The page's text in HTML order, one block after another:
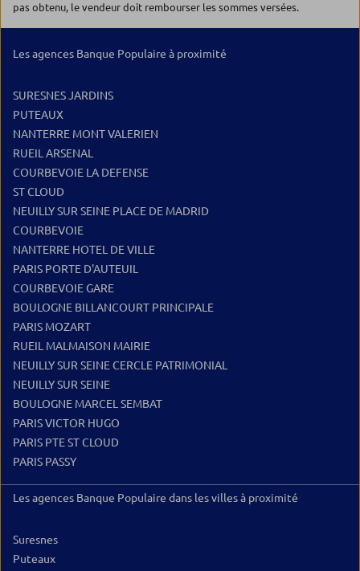
pas obtenu, le vendeur doit rembourser les sommes versées.
Les agences Banque Populaire à proximité
SURESNES JARDINS
PUTEAUX
NANTERRE MONT VALERIEN
RUEIL ARSENAL
COURBEVOIE LA DEFENSE
ST CLOUD
NEUILLY SUR SEINE PLACE DE MADRID
COURBEVOIE
NANTERRE HOTEL DE VILLE
PARIS PORTE D'AUTEUIL
COURBEVOIE GARE
BOULOGNE BILLANCOURT PRINCIPALE
PARIS MOZART
RUEIL MALMAISON MAIRIE
NEUILLY SUR SEINE CERCLE PATRIMONIAL
NEUILLY SUR SEINE
BOULOGNE MARCEL SEMBAT
PARIS VICTOR HUGO
PARIS PTE ST CLOUD
PARIS PASSY
Les agences Banque Populaire dans les villes à proximité
Suresnes
Puteaux